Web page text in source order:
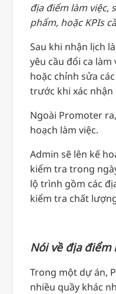
địa điểm làm việc,
phẩm, hoặc KPIs
Sau khi nhận lịch
yêu cầu đổi ca làm
hoặc chỉnh sửa
trước khi xác nhận
Ngoài Promoter
hoạch làm việc.
Admin sẽ lên kế
kiểm tra trong
lộ trình gồm các
kiểm tra chất
Nói về địa điểm
Trong một dự án,
nhiều quầy khác